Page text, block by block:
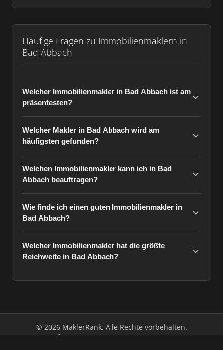
Häufige Fragen zu Immobilienmaklern in
Bad Abbach
Welcher Immobilienmakler in Bad Abbach ist am
präsentesten?
Welcher Makler in Bad Abbach wird am
häufigsten gefunden?
Welchen Immobilienmakler kann ich in Bad
Abbach beauftragen?
Wie finde ich einen guten Immobilienmakler in
Bad Abbach?
Welcher Immobilienmakler hat die größte
Reichweite in Bad Abbach?
© 2026 MaklerRank. Alle Rechte vorbehalten.
Über uns